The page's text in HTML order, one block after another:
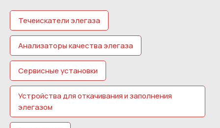
Течеискатели элегаза
Анализаторы качества элегаза
Сервисные установки
Устройства для откачивания и заполнения
элегазом